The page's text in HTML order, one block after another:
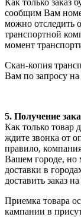
сообщим Вам
можно отследить
транспортной
момент
Скан-копия
Вам по запросу
5. Получение
Как только товар
ждите звонка от
правило,
Вашем городе, но
доставки в
доставить заказ
Приемка товара
кампании в